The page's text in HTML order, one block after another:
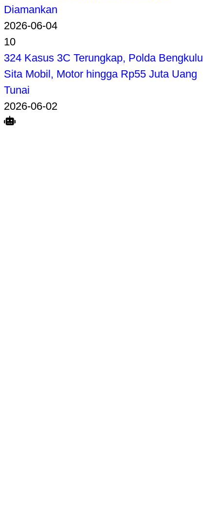
Diamankan
2026-06-04
10
324 Kasus 3C Terungkap, Polda Bengkulu
Sita Mobil, Motor hingga Rp55 Juta Uang
Tunai
2026-06-02